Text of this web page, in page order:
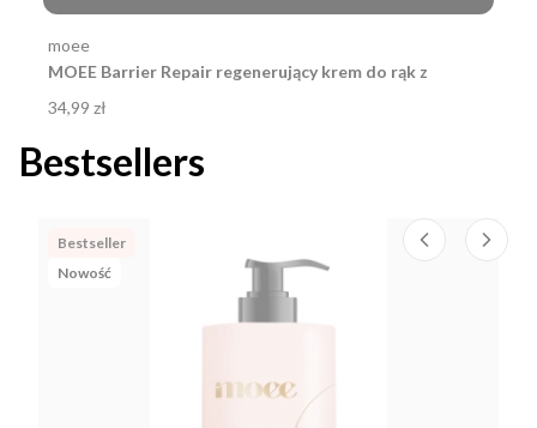
MOEE Barrier Repair regenerujący krem do rąk z
Producent
moee
Cena
34,99 zł
Bestsellers
Bestseller
Nowość